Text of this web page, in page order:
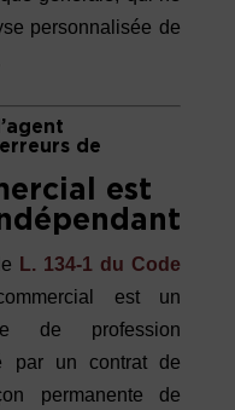
personnalisée de
de
est
L. 134-1 du Code
est un
de profession
par un contrat de
permanente de